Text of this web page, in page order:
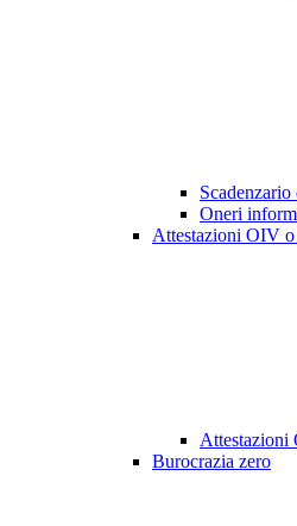
Oneri
Attestazioni OIV o
Attestazioni
Burocrazia zero